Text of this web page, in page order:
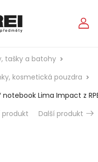
tašky a batohy
kosmetická pouzdra
notebook Lima Impact z
produkt
Další produkt